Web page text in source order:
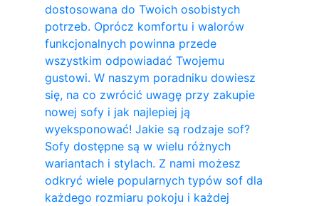
dostosowana do Twoich osobistych
potrzeb. Oprócz komfortu i walorów
funkcjonalnych powinna przede
wszystkim odpowiadać Twojemu
gustowi. W naszym poradniku dowiesz
się, na co zwrócić uwagę przy zakupie
nowej sofy i jak najlepiej ją
wyeksponować! Jakie są rodzaje sof?
Sofy dostępne są w wielu różnych
wariantach i stylach. Z nami możesz
odkryć wiele popularnych typów sof dla
każdego rozmiaru pokoju i każdej